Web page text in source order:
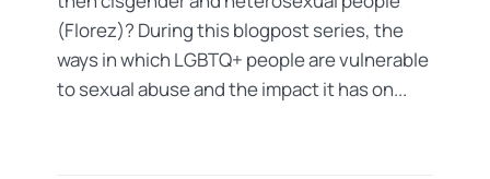
(Florez)? During this blogpost series, the
ways in which LGBTQ+ people are vulnerable
to sexual abuse and the impact it has on...